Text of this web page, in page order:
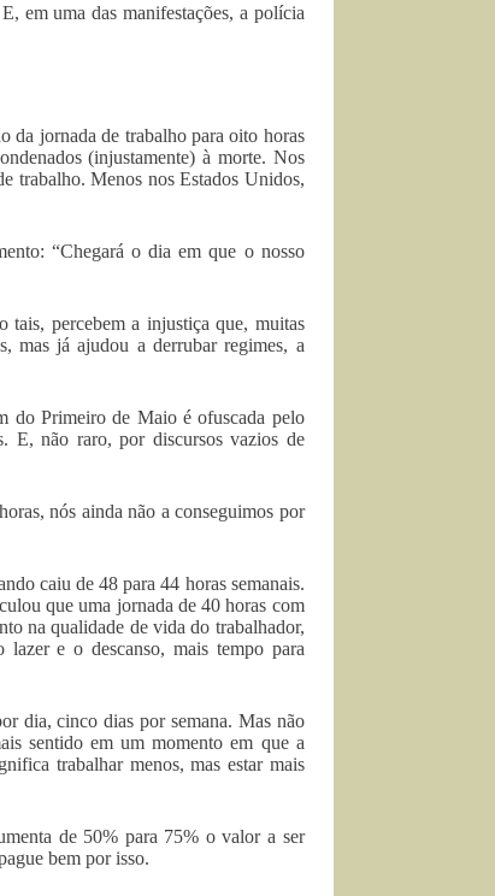
em uma das manifestações, a polícia
da jornada de trabalho para oito horas
(injustamente) à morte. Nos
trabalho. Menos nos Estados Unidos,
“Chegará o dia em que o nosso
tais, percebem a injustiça que, muitas
mas já ajudou a derrubar regimes, a
do Primeiro de Maio é ofuscada pelo
E, não raro, por discursos vazios de
nós ainda não a conseguimos por
caiu de 48 para 44 horas semanais.
que uma jornada de 40 horas com
na qualidade de vida do trabalhador,
e o descanso, mais tempo para
dia, cinco dias por semana. Mas não
sentido em um momento em que a
trabalhar menos, mas estar mais
de 50% para 75% o valor a ser
bem por isso.